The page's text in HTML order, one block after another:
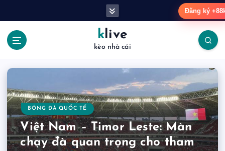
klive
kèo nhà cái
BÓNG ĐÁ QUỐC TẾ
Việt Nam – Timor Leste: Màn
chạy đà quan trọng cho tham
Đăng ký